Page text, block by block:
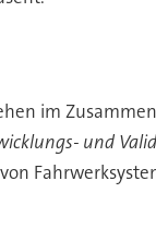
im
und